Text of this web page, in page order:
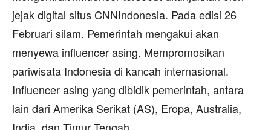
jejak digital situs CNNIndonesia. Pada edisi 26
Februari silam. Pemerintah mengakui akan
menyewa influencer asing. Mempromosikan
pariwisata Indonesia di kancah internasional.
Influencer asing yang dibidik pemerintah, antara
lain dari Amerika Serikat (AS), Eropa, Australia,
India, dan Timur Tengah.